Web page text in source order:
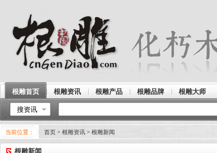
根雕首页 根雕资讯 根雕产品 根雕品牌 根雕大师
搜资讯
当前位置： 首页 > 根雕资讯 > 根雕新闻
根雕新闻